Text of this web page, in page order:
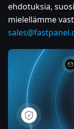
ehdotuksia,
mielellämme